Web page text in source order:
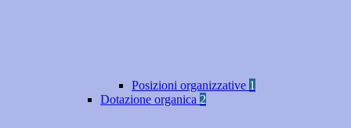
Posizioni organizzative 1
Dotazione organica 2